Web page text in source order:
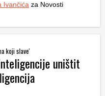
Ivančića za Novosti
koji slave'
uništit